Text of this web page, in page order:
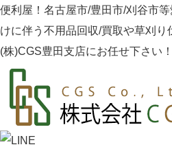
便利屋！名古屋市/豊田市/刈谷市
けに伴う不用品回収/買取や草刈り
(株)CGS豊田支店にお任せ下さい！